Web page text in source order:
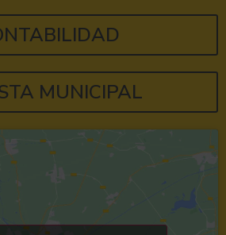
MUNICIPAL